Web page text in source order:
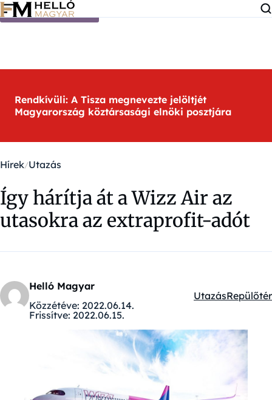
Ugrás a tartalomra
Rendkívüli: A Tisza megnevezte jelöltjét
Magyarország köztársasági elnöki posztjára
Hírek Utazás
Így hárítja át a Wizz Air az
utasokra az extraprofit-adót
Helló Magyar
Közzétéve: 2022.06.14.
Frissítve: 2022.06.15.
Kategóriák:
UtazásRepülőtér